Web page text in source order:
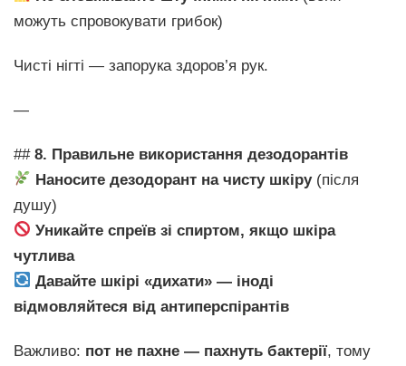
можуть спровокувати грибок)
Чисті нігті — запорука здоров’я рук.
—
## 8. Правильне використання дезодорантів
Наносите дезодорант на чисту шкіру(після
душу)
Уникайте спреїв зі спиртом, якщо шкіра
чутлива
Давайте шкірі «дихати» — іноді
відмовляйтеся від антиперспірантів
Важливо: пот не пахне — пахнуть бактерії, тому